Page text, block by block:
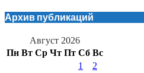
Архив публикаций
Август 2026
Пн Вт Ср Чт Пт Сб Вс
1
2